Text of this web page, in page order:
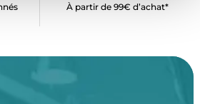
À partir de 99€ d’achat*